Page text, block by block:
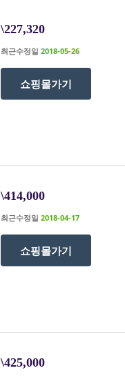
\227,320
최근수정일 2018-05-26
쇼핑몰가기
\414,000
최근수정일 2018-04-17
쇼핑몰가기
\425,000